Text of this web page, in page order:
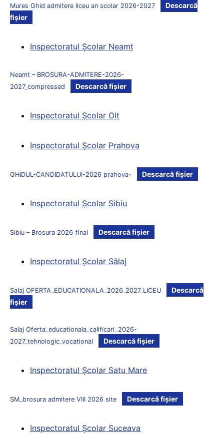
Mures Ghid admitere liceu an scolar 2026-2027
Descarcă
fișier
Inspectoratul Şcolar Neamţ
Neamt – BROSURA-ADMITERE-2026-
2027_compressed
Descarcă fișier
Inspectoratul Şcolar Olt
Inspectoratul Şcolar Prahova
GHIDUL-CANDIDATULUI-2026 prahova- Descarcă fișier
Inspectoratul Şcolar Sibiu
Sibiu – Brosura 2026_final Descarcă fișier
Inspectoratul Şcolar Sălaj
Salaj OFERTA_EDUCATIONALA_2026_2027_LICEU
Descarcă
fișier
Salaj Oferta_educationala_calificari_2026-
2027_tehnologic_vocational
Descarcă fișier
Inspectoratul Şcolar Satu Mare
SM_brosura admitere VIII 2026 site Descarcă fișier
Inspectoratul Şcolar Suceava